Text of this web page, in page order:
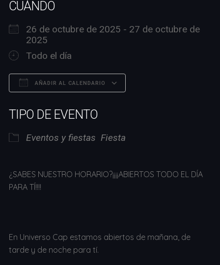
CUÁNDO
26 de octubre de 2025 - 27 de octubre de
2025
Todo el día
AÑADIR AL CALENDARIO
TIPO DE EVENTO
Eventos y fiestas Fiesta
¿SABES NUESTRO HORARIO?¡¡¡¡ABIERTOS TODO EL DÍA
PARA TÍ!!!!
En Universo Cap estamos abiertos de mañana, de
tarde y de noche para tí.